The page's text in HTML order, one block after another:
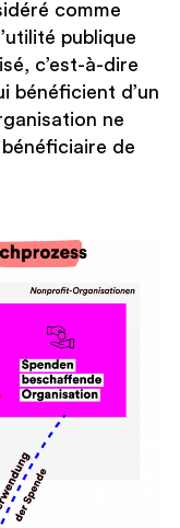
comme
publique
c’est-à-dire
bénéficient d’un
ne
de